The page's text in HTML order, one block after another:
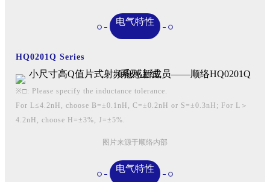
电气特性
HQ0201Q Series
※□: Please specify the inductance tolerance.
For L≤4.2nH, choose B=±0.1nH, C=±0.2nH or S=±0.3nH; For L＞
4.2nH, choose H=±3%, J=±5%.
图片来源于顺络内部
电气特性